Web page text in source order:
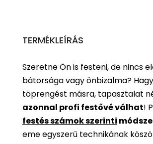
TERMÉKLEÍRÁS
Szeretne Ön is festeni, de nincs
bátorsága vagy önbizalma?
töprengést másra, tapasztalat
azonnal profi festővé válhat!
festés számok szerinti
eme egyszerű technikának